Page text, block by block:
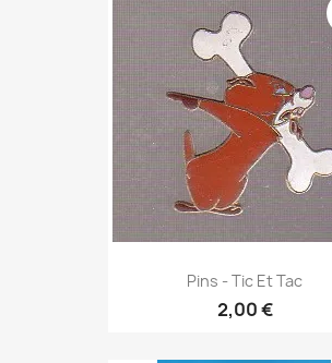
Pins - Tic Et Tac
2,00 €